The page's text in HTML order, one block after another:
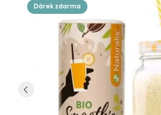
dárek zdarma